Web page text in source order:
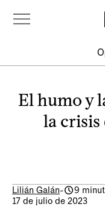
El humo y
la crisis
Lilián Galán-
9
17 de julio de 2023